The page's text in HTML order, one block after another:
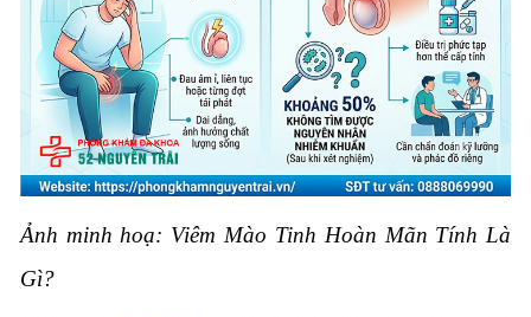
Ảnh minh hoạ: Viêm Mào Tinh Hoàn Mãn Tính Là
Gì?